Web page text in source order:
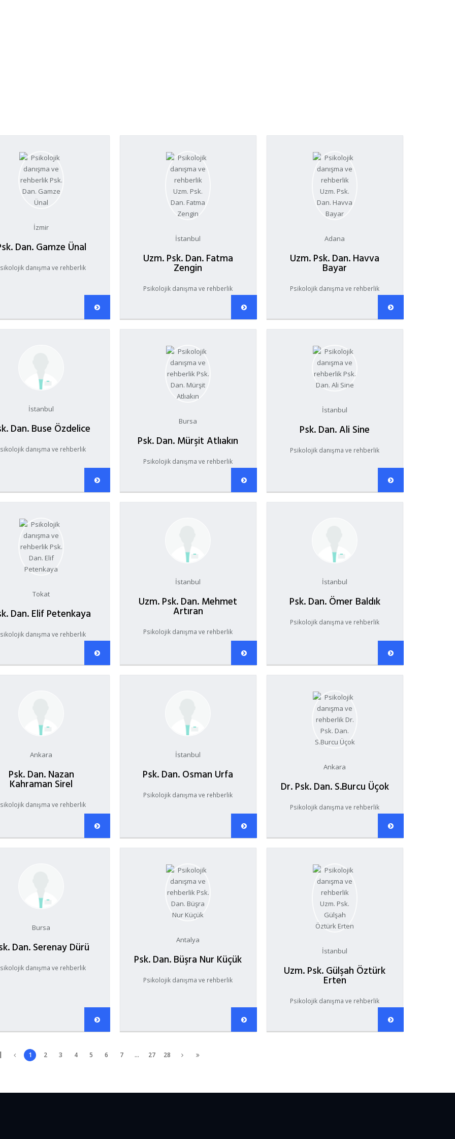
İzmir
Dan. Gamze Ünal
danışma ve rehberlik
İstanbul
Uzm. Psk. Dan. Fatma
Zengin
Psikolojik danışma ve rehberlik
Adana
Uzm. Psk. Dan. Havva
Bayar
Psikolojik danışma ve rehberlik
İstanbul
Dan. Buse Özdelice
danışma ve rehberlik
Bursa
Psk. Dan. Mürşit Atlıakın
Psikolojik danışma ve rehberlik
İstanbul
Psk. Dan. Ali Sine
Psikolojik danışma ve rehberlik
Tokat
Dan. Elif Petenkaya
danışma ve rehberlik
İstanbul
Uzm. Psk. Dan. Mehmet
Artıran
Psikolojik danışma ve rehberlik
İstanbul
Psk. Dan. Ömer Baldık
Psikolojik danışma ve rehberlik
Ankara
Psk. Dan. Nazan
Kahraman Sirel
danışma ve rehberlik
İstanbul
Psk. Dan. Osman Urfa
Psikolojik danışma ve rehberlik
Ankara
Dr. Psk. Dan. S.Burcu Üçok
Psikolojik danışma ve rehberlik
Bursa
Dan. Serenay Dürü
danışma ve rehberlik
Antalya
Psk. Dan. Büşra Nur Küçük
Psikolojik danışma ve rehberlik
İstanbul
Uzm. Psk. Gülşah Öztürk
Erten
Psikolojik danışma ve rehberlik
1 2 3 4 5 6 7 ... 27 28